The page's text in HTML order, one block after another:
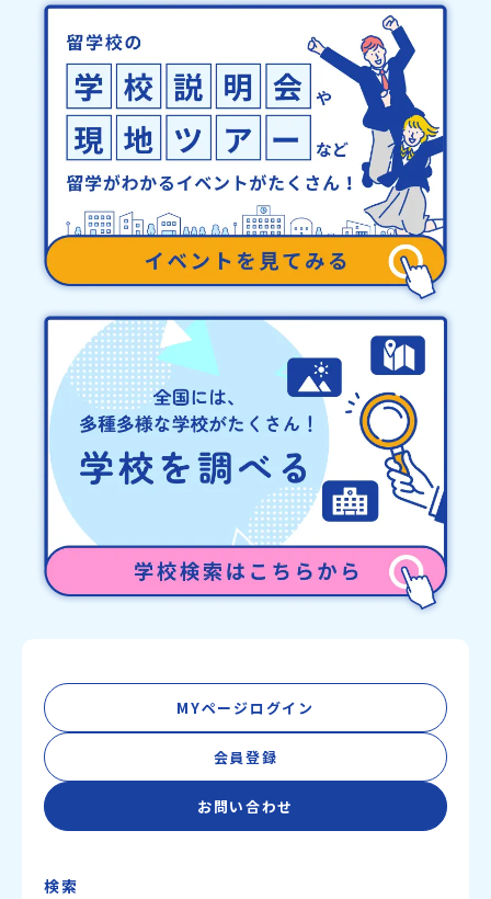
連絡無しでの不参加またはプログラム開始後の解除：100％・催行中
止について天候などの状況等によって開催を見合わせる可能性があ
ります。その場合は原則、開催日1週間前までにご連絡いたします。
又、最少催行人数に達しなかった場合は、開催日3週間前までに催行
中止の旨をメールにてご連絡いたします。・よくあるご質問その
他、よくあるご質問についてはこちらをご確認ください。運営団体
について＜プログラム主催：一般財団法人地域・教育魅力化プラッ
トフォーム＞「意志ある若者にあふれる持続可能な地域・社会をつ
くる」というビジョンを掲げ、2017年3月に島根県に設立した教育
事業団体です。日本全国約200の高校と連携しながら、中学卒業後に
地域の枠を越えて生徒一人ひとりの夢や価値観に合った地域・学校
で1〜3年間過ごすことができるシステム「地域みらい留学」をはじ
めとした、教育事業や地域活性モデルをつくり続けています。名
称：一般財団法人地域・教育魅力化プラットフォーム設 立：2017
年3月代表者：岩本 悠所在地：〒690-0842 島根県松江市東本町二
丁目25-6 みらいBASE2階 その他所在地公式HP：http://c-
platform.or.jp/お問い合わせ先担当：小川・小原E-mail：
info@miratabi.jp「おためし地域留学体験」のプログラム開催情報
を公式LINEにて配信中！ぜひご登録ください♪地域みらい留学公式
LINE
MYページログイン
会員登録
お問い合わせ
検索